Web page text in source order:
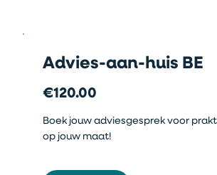
Advies-aan-huis BE
€120.00
Boek jouw adviesgesprek voor
op jouw maat!